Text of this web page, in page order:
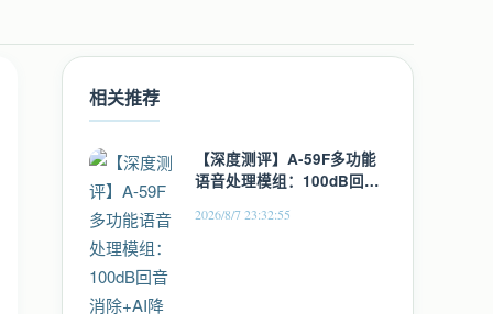
相关推荐
【深度测评】A-59F多功能
语音处理模组：100dB回音
业级通话痛点？
2026/8/7 23:32:55